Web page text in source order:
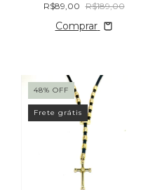
R$89,00 R$189,00
Comprar
48% OFF
Frete grátis